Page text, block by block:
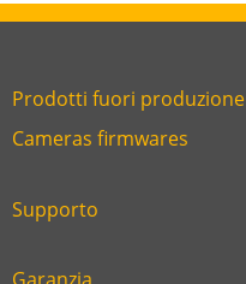
Link
footer
Prodotti fuori produzione
Link
six
Cameras firmwares
Link
second
Supporto